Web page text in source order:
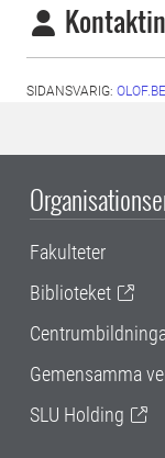
SIDANSVARIG:
Fakulteter
Biblioteket
Gemensamma
SLU Holding